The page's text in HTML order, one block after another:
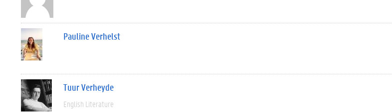
Pauline Verhelst
Tuur Verheyde
English Literature